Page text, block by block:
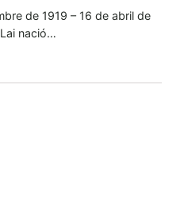
de 1919 – 16 de abril de
nació…